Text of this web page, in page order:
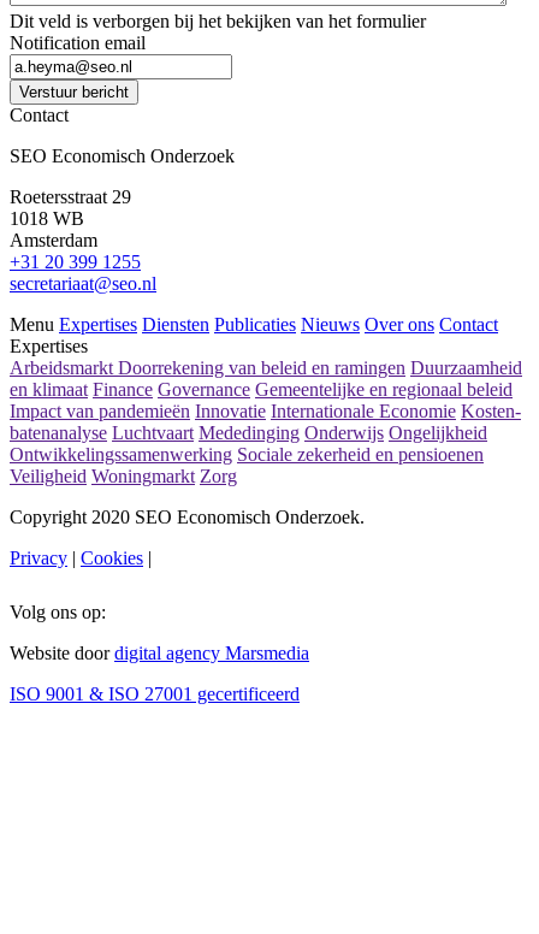
Dit veld is verborgen bij het bekijken van het formulier
Notification email
Verstuur bericht
Contact
SEO Economisch Onderzoek
Roetersstraat 29
1018 WB
Amsterdam
+31 20 399 1255
secretariaat@seo.nl
Menu Expertises Diensten Publicaties Nieuws Over ons Contact
Expertises
Arbeidsmarkt Doorrekening van beleid en ramingen Duurzaamheid
en klimaat Finance Governance Gemeentelijke en regionaal beleid
Impact van pandemieën Innovatie Internationale Economie Kosten-
batenanalyse Luchtvaart Mededinging Onderwijs Ongelijkheid
Ontwikkelingssamenwerking Sociale zekerheid en pensioenen
Veiligheid Woningmarkt Zorg
Copyright 2020 SEO Economisch Onderzoek.
Privacy | Cookies |
Volg ons op:
Website doordigital agency Marsmedia
ISO 9001 & ISO 27001 gecertificeerd